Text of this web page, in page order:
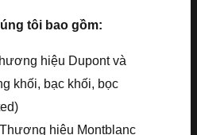
tôi bao gồm:
hiệu Dupont và
khối, bạc khối, bọc
hiệu Montblanc